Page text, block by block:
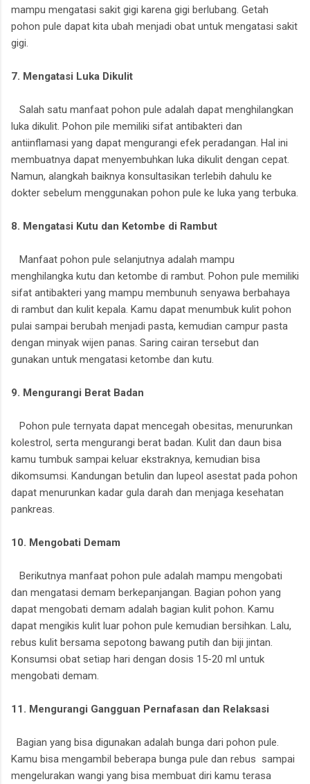
mampu mengatasi sakit gigi karena gigi berlubang. Getah
pohon pule dapat kita ubah menjadi obat untuk mengatasi sakit
gigi.
7. Mengatasi Luka Dikulit
Salah satu manfaat pohon pule adalah dapat menghilangkan
luka dikulit. Pohon pile memiliki sifat antibakteri dan
antiinflamasi yang dapat mengurangi efek peradangan. Hal ini
membuatnya dapat menyembuhkan luka dikulit dengan cepat.
Namun, alangkah baiknya konsultasikan terlebih dahulu ke
dokter sebelum menggunakan pohon pule ke luka yang terbuka.
8. Mengatasi Kutu dan Ketombe di Rambut
Manfaat pohon pule selanjutnya adalah mampu
menghilangka kutu dan ketombe di rambut. Pohon pule memiliki
sifat antibakteri yang mampu membunuh senyawa berbahaya
di rambut dan kulit kepala. Kamu dapat menumbuk kulit pohon
pulai sampai berubah menjadi pasta, kemudian campur pasta
dengan minyak wijen panas. Saring cairan tersebut dan
gunakan untuk mengatasi ketombe dan kutu.
9. Mengurangi Berat Badan
Pohon pule ternyata dapat mencegah obesitas, menurunkan
kolestrol, serta mengurangi berat badan. Kulit dan daun bisa
kamu tumbuk sampai keluar ekstraknya, kemudian bisa
dikomsumsi. Kandungan betulin dan lupeol asestat pada pohon
dapat menurunkan kadar gula darah dan menjaga kesehatan
pankreas.
10. Mengobati Demam
Berikutnya manfaat pohon pule adalah mampu mengobati
dan mengatasi demam berkepanjangan. Bagian pohon yang
dapat mengobati demam adalah bagian kulit pohon. Kamu
dapat mengikis kulit luar pohon pule kemudian bersihkan. Lalu,
rebus kulit bersama sepotong bawang putih dan biji jintan.
Konsumsi obat setiap hari dengan dosis 15-20 ml untuk
mengobati demam.
11. Mengurangi Gangguan Pernafasan dan Relaksasi
Bagian yang bisa digunakan adalah bunga dari pohon pule.
Kamu bisa mengambil beberapa bunga pule dan rebus sampai
mengelurakan wangi yang bisa membuat diri kamu terasa